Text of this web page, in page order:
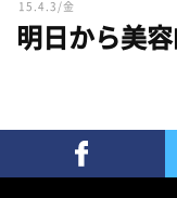
15.4.3/金
明日から美